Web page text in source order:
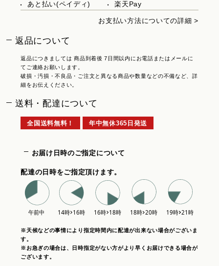
あと払い(ペイディ)
楽天Pay
お支払い方法についての詳細 >
返品について
返品につきましては 商品到着後 7日間以内にお電話またはメールに
てご連絡お願いします。
破損・汚損・不良品・ご注文と異なる商品や数量などの不備など、詳
細をお伝えください。
送料・配達について
全国送料無料！ 年中無休365日発送
お届け日時のご指定について
配達の日時をご指定頂けます。
※天候などの事情により指定時間内に配達が出来ない場合がございま
す。
※お急ぎの場合は、日時指定がない方がより早くお届けできる場合が
ございます。